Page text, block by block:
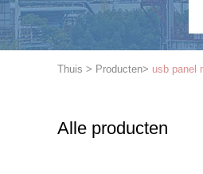
Thuis > Producten> usb panel
Alle producten